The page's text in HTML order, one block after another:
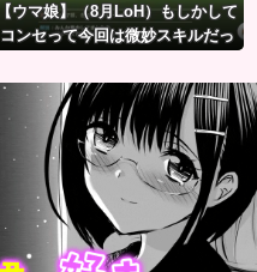
【ウマ娘】（8月LoH）もしかして
コンセって今回は微妙スキルだっ